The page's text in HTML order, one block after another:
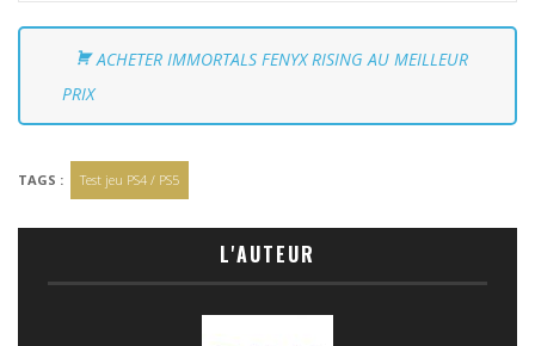
ACHETER IMMORTALS FENYX RISING AU MEILLEUR
PRIX
TAGS : Test jeu PS4 / PS5
L'AUTEUR